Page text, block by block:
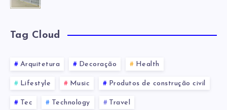
Tag Cloud
Arquitetura Decoração Health
Lifestyle Music Produtos de construção civil
Tec Technology Travel